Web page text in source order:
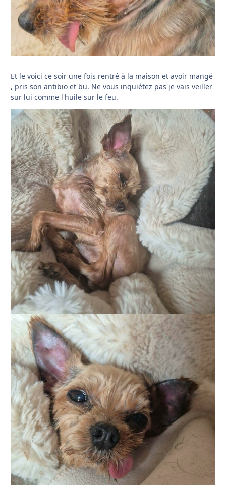
Et le voici ce soir une fois rentré à la maison et avoir mangé
, pris son antibio et bu. Ne vous inquiétez pas je vais veiller
sur lui comme l'huile sur le feu.